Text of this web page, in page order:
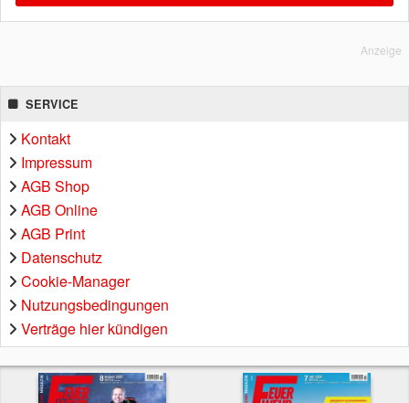
Anzeige
SERVICE
Kontakt
Impressum
AGB Shop
AGB Online
AGB Print
Datenschutz
Cookie-Manager
Nutzungsbedingungen
Verträge hier kündigen